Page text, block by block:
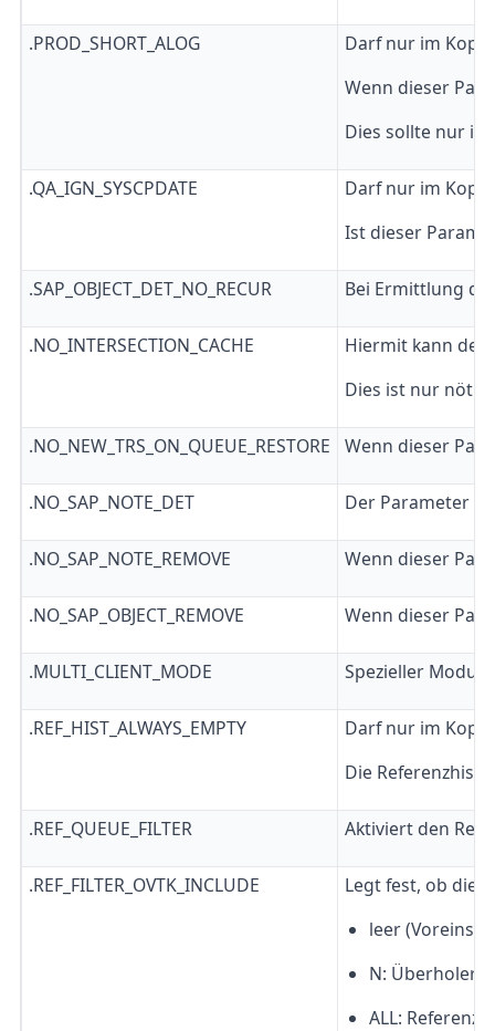
.PROD_SHORT_ALOG
Darf nur im
Wenn dieser
Dies sollte nur
.QA_IGN_SYSCPDATE
Darf nur im
Ist dieser
.SAP_OBJECT_DET_NO_RECUR Bei Ermittlung
.NO_INTERSECTION_CACHE
Hiermit kann der
Dies ist nur
.NO_NEW_TRS_ON_QUEUE_RESTORE Wenn dieser
.NO_SAP_NOTE_DET Der Parameter
.NO_SAP_NOTE_REMOVE Wenn dieser
.NO_SAP_OBJECT_REMOVE Wenn dieser
.MULTI_CLIENT_MODE Spezieller
.REF_HIST_ALWAYS_EMPTY
Darf nur im
Die
.REF_QUEUE_FILTER Aktiviert den
.REF_FILTER_OVTK_INCLUDE
Legt fest, ob die
leer
N: Überholer
ALL: